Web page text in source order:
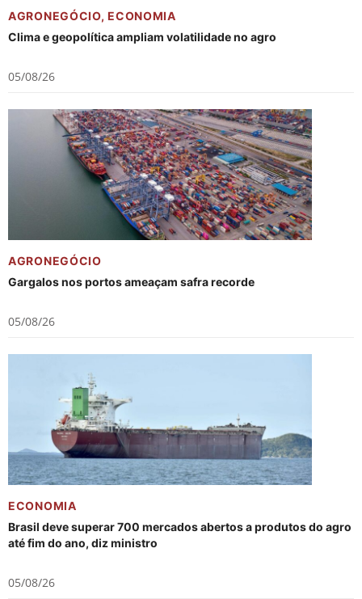
AGRONEGÓCIO,ECONOMIA
Clima e geopolítica ampliam volatilidade no agro
05/08/26
AGRONEGÓCIO
Gargalos nos portos ameaçam safra recorde
05/08/26
ECONOMIA
Brasil deve superar 700 mercados abertos a produtos do agro
até fim do ano, diz ministro
05/08/26